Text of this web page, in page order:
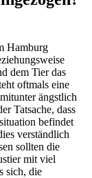
Hamburg
dem Tier das
oftmals eine
ängstlich
Tatsache, dass
befindet
verständlich
sollten die
mit viel
sich, die